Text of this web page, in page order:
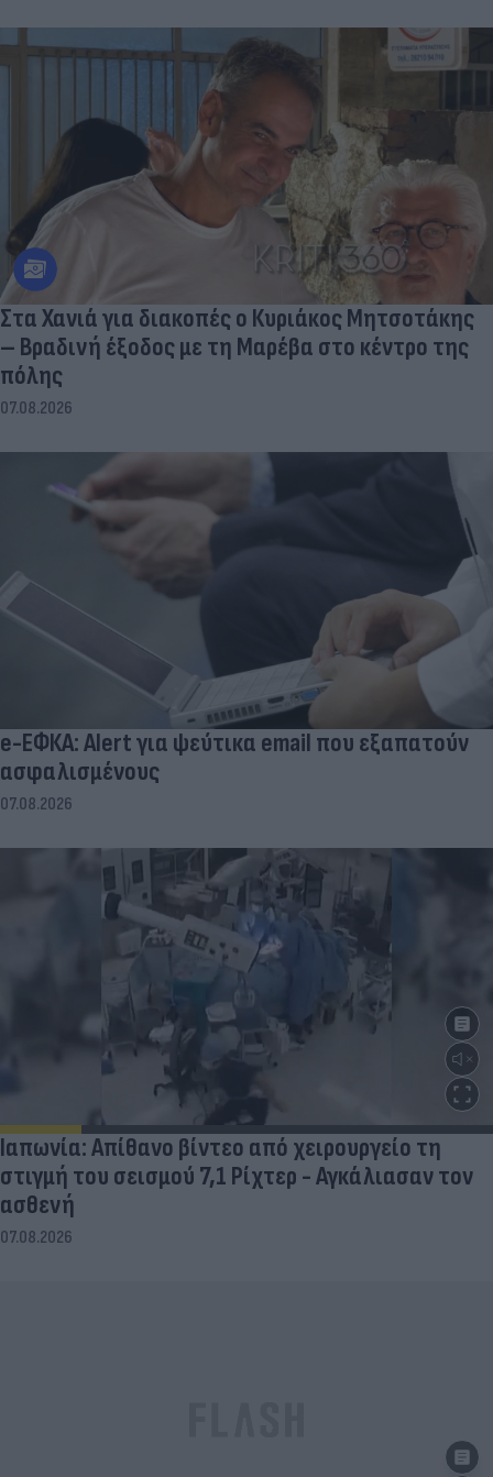
Στα Χανιά για διακοπές ο Κυριάκος Μητσοτάκης
– Βραδινή έξοδος με τη Μαρέβα στο κέντρο της
πόλης
07.08.2026
e-ΕΦΚΑ: Alert για ψεύτικα email που εξαπατούν
ασφαλισμένους
07.08.2026
Ιαπωνία: Απίθανο βίντεο από χειρουργείο τη
στιγμή του σεισμού 7,1 Ρίχτερ - Αγκάλιασαν τον
ασθενή
07.08.2026